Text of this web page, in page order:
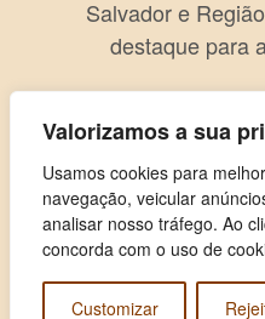
Valorizamos a sua
Usamos cookies para
navegação, veicular
analisar nosso tráfego. Ao
concorda com o uso de
Customizar
Salvador e
destaque para